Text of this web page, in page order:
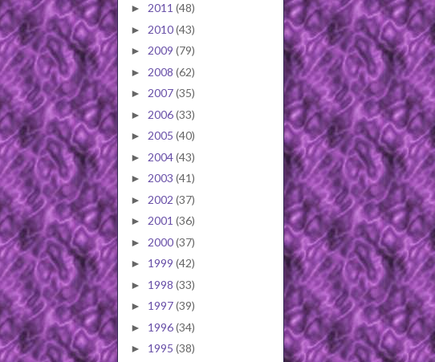
► 2011 (48)
► 2010(43)
► 2009 (79)
► 2008 (62)
► 2007(35)
► 2006(33)
► 2005 (40)
► 2004(43)
► 2003 (41)
► 2002 (37)
► 2001 (36)
► 2000(37)
► 1999 (42)
► 1998 (33)
► 1997(39)
► 1996(34)
► 1995 (38)